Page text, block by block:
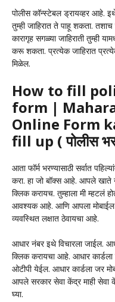
पोलीस कॉन्स्टेबल ड्रायव्हर आहे.
तुम्ही जाहिरात ते पाहू शकता.
कारागृह सगळ्या जाहिराती
करू शकता. प्रत्येक जाहिरात प्रत्येक
मिळेल.
How to fill
form |
Online Form
fill up ( पोलीस
आता फॉर्म भरण्यासाठी सर्वात
करा. हा जो बॉक्स आहे. आपले खाते
क्लिक करायच. तुम्हाला मी म्हटलं
आवश्यक आहे. आणि आपला मोबाईल
व्यवस्थित लक्षात ठेवायचा आहे.
आधार नंबर इथे विचारला जाईल.
क्लिक करायचा आहे. आधार
ओटीपी येईल. आधार कार्डला जर
आपले सरकार सेवा केंद्र माही
घ्या.